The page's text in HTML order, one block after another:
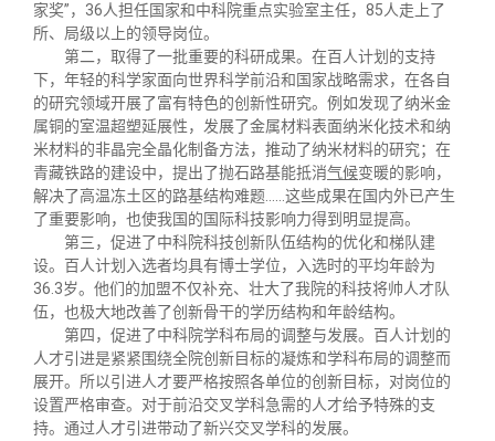
家奖”，36人担任国家和中科院重点实验室主任，85人走上了
所、局级以上的领导岗位。
第二，取得了一批重要的科研成果。在百人计划的支持
下，年轻的科学家面向世界科学前沿和国家战略需求，在各自
的研究领域开展了富有特色的创新性研究。例如发现了纳米金
属铜的室温超塑延展性，发展了金属材料表面纳米化技术和纳
米材料的非晶完全晶化制备方法，推动了纳米材料的研究；在
青藏铁路的建设中，提出了抛石路基能抵消气候变暖的影响，
解决了高温冻土区的路基结构难题……这些成果在国内外已产生
了重要影响，也使我国的国际科技影响力得到明显提高。
第三，促进了中科院科技创新队伍结构的优化和梯队建
设。百人计划入选者均具有博士学位，入选时的平均年龄为
36.3岁。他们的加盟不仅补充、壮大了我院的科技将帅人才队
伍，也极大地改善了创新骨干的学历结构和年龄结构。
第四，促进了中科院学科布局的调整与发展。百人计划的
人才引进是紧紧围绕全院创新目标的凝炼和学科布局的调整而
展开。所以引进人才要严格按照各单位的创新目标，对岗位的
设置严格审查。对于前沿交叉学科急需的人才给予特殊的支
持。通过人才引进带动了新兴交叉学科的发展。